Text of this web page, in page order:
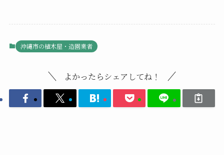
沖縄市の植木屋・造園業者
よかったらシェアしてね！